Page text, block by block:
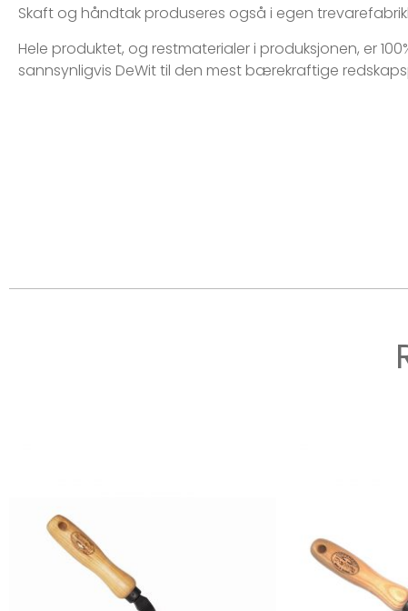
Skaft og håndtak produseres også i egen
Hele produktet, og restmaterialer i produksjonen, er
sannsynligvis DeWit til den mest bærekraftige